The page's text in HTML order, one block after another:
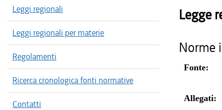
Leggi regionali
Leggi regionali per materie
Regolamenti
Ricerca cronologica fonti normative
Contatti
Legge
Norme
Fonte:
Allegati: